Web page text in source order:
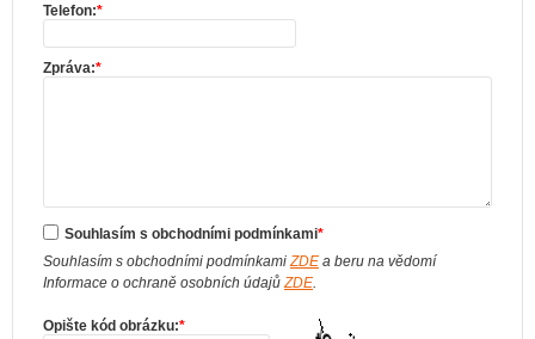
Telefon:*
Zpráva:*
Souhlasím s obchodními podmínkami*
Souhlasím s obchodními podmínkami ZDE a beru na vědomí
Informace o ochraně osobních údajů ZDE
Opište kód obrázku:*